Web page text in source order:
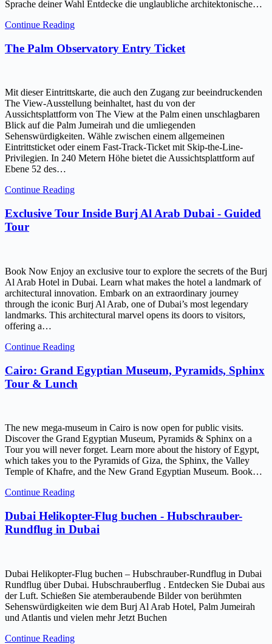
Sprache deiner Wahl Entdecke die unglaubliche architektonische…
Continue Reading
The Palm Observatory Entry Ticket
Mit dieser Eintrittskarte, die auch den Zugang zur beeindruckenden
The View-Ausstellung beinhaltet, hast du von der
Aussichtsplattform von The View at the Palm einen unschlagbaren
Blick auf die Palm Jumeirah und die umliegenden
Sehenswürdigkeiten. Wähle zwischen einem allgemeinen
Eintrittsticket oder einem Fast-Track-Ticket mit Skip-the-Line-
Privilegien. In 240 Metern Höhe bietet die Aussichtsplattform auf
Ebene 52 des…
Continue Reading
Exclusive Tour Inside Burj Al Arab Dubai - Guided
Tour
Book Now Enjoy an exclusive tour to explore the secrets of the Burj
Al Arab Hotel in Dubai. Learn what makes the hotel a landmark of
architectural innovation. Embark on an extraordinary journey
through the iconic Burj Al Arab, one of Dubai’s most legendary
landmarks. This architectural marvel opens its doors to visitors,
offering a…
Continue Reading
Cairo: Grand Egyptian Museum, Pyramids, Sphinx
Tour & Lunch
The new mega-museum in Cairo is now open for public visits.
Discover the Grand Egyptian Museum, Pyramids & Sphinx on a
Tour you will never forget. Learn more about the history of Egypt,
which takes you to the Pyramids of Giza, the Sphinx, the Valley
Temple of Khafre, and the New Grand Egyptian Museum. Book…
Continue Reading
Dubai Helikopter-Flug buchen - Hubschrauber-
Rundflug in Dubai
Dubai Helikopter-Flug buchen – Hubschrauber-Rundflug in Dubai
Rundflug über Dubai. Hubschrauberflug . Entdecken Sie Dubai aus
der Luft. Schießen Sie atemberaubende Bilder von berühmten
Sehenswürdigkeiten wie dem Burj Al Arab Hotel, Palm Jumeirah
und Atlantis und vielen mehr Jetzt Buchen
Continue Reading